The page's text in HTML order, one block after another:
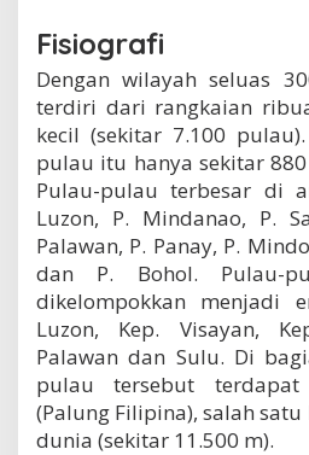
Fisiografi
Dengan wilayah seluas
terdiri dari rangkaian
kecil (sekitar 7.100
pulau itu hanya sekitar
Pulau-pulau terbesar di
Luzon, P. Mindanao, P.
Palawan, P. Panay, P.
dan P. Bohol. Pulau-
dikelompokkan menjadi
Luzon, Kep. Visayan,
Palawan dan Sulu. Di
pulau tersebut terdapat
(Palung Filipina), salah
dunia (sekitar 11.500 m).